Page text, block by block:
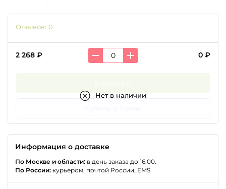
Отзывов: 0
2 268 ₽ 0 ₽
Нет в наличии
Информация о доставке
По Москве и области: в день заказа до 16:00.
По России: курьером, почтой России, EMS